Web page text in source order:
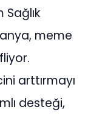
meme
arttırmayı
desteği,